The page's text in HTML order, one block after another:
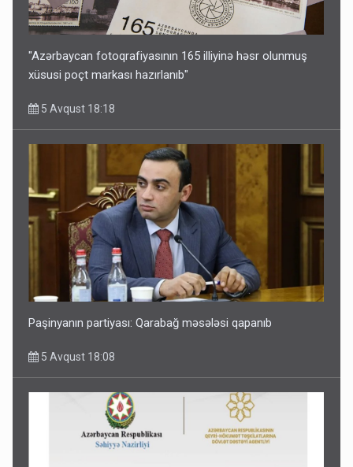
"Azərbaycan fotoqrafiyasının 165 illiyinə həsr olunmuş
xüsusi poçt markası hazırlanıb"
5 Avqust 18:18
Paşinyanın partiyası: Qarabağ məsələsi qapanıb
5 Avqust 18:08